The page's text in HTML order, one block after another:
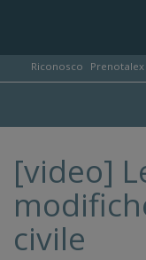
Riconosco Prenotalex
[video]
civile